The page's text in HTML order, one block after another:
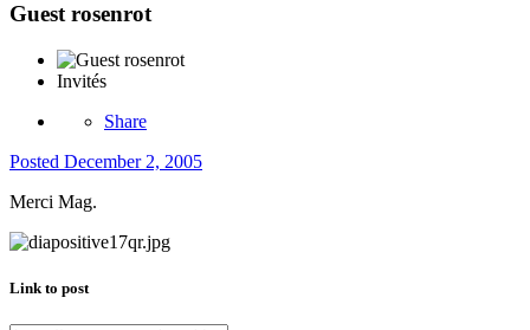
Guest rosenrot
Invités
Share
Posted December 2, 2005
Merci Mag.
Link to post